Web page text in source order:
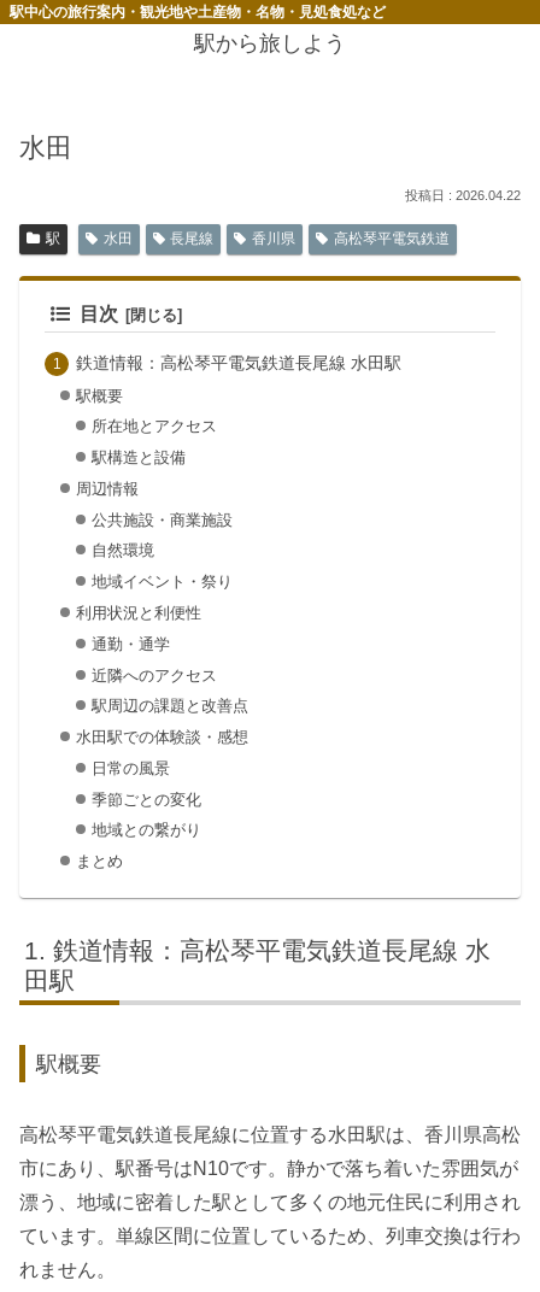
駅中心の旅行案内・観光地や土産物・名物・見処食処など
駅から旅しよう
水田
2026.04.22
駅 水田 長尾線 香川県 高松琴平電気鉄道
目次
鉄道情報：高松琴平電気鉄道長尾線 水田駅
駅概要
所在地とアクセス
駅構造と設備
周辺情報
公共施設・商業施設
自然環境
地域イベント・祭り
利用状況と利便性
通勤・通学
近隣へのアクセス
駅周辺の課題と改善点
水田駅での体験談・感想
日常の風景
季節ごとの変化
地域との繋がり
まとめ
鉄道情報：高松琴平電気鉄道長尾線 水
田駅
駅概要
高松琴平電気鉄道長尾線に位置する水田駅は、香川県高松
市にあり、駅番号はN10です。静かで落ち着いた雰囲気が
漂う、地域に密着した駅として多くの地元住民に利用され
ています。単線区間に位置しているため、列車交換は行わ
れません。